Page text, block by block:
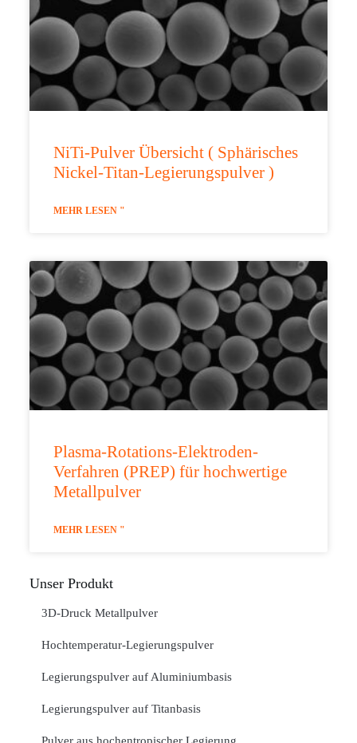
NiTi-Pulver Übersicht ( Sphärisches
Nickel-Titan-Legierungspulver )
MEHR LESEN "
Plasma-Rotations-Elektroden-
Verfahren (PREP) für hochwertige
Metallpulver
MEHR LESEN "
Unser Produkt
3D-Druck Metallpulver
Hochtemperatur-Legierungspulver
Legierungspulver auf Aluminiumbasis
Legierungspulver auf Titanbasis